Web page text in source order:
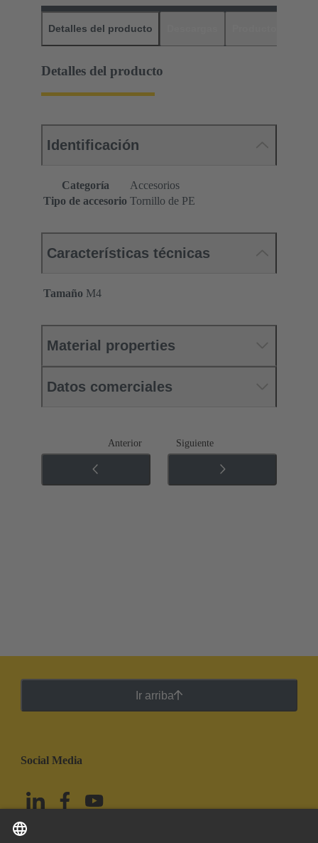
Detalles del producto
Detalles del producto
Identificación
Categoría
Accesorios
Tipo de accesorio Tornillo de PE
Características técnicas
Tamaño M4
Material properties
Datos comerciales
Anterior Siguiente
Ir arriba
Social Media